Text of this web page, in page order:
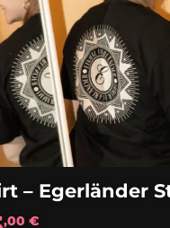
– Egerländer
,00€